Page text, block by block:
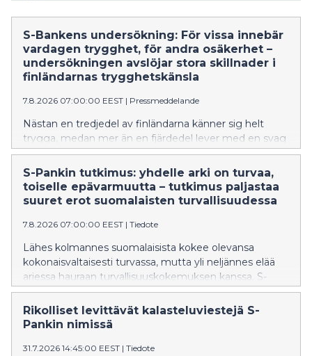
S-Bankens undersökning: För vissa innebär
vardagen trygghet, för andra osäkerhet –
undersökningen avslöjar stora skillnader i
finländarnas trygghetskänsla
7.8.2026 07:00:00 EEST | Pressmeddelande
Nästan en tredjedel av finländarna känner sig helt
trygga, medan mer än en fjärdedel lever med en svag
trygghetskänsla i vardagen. S-Bankens enkät
Vardagens trygghetsbarometer visar att finländarnas
vardag bygger på väldigt olika utgångspunkter vad
gäller trygghet.
S-Pankin tutkimus: yhdelle arki on turvaa,
toiselle epävarmuutta – tutkimus paljastaa
suuret erot suomalaisten turvallisuudessa
7.8.2026 07:00:00 EEST | Tiedote
Lähes kolmannes suomalaisista kokee olevansa
kokonaisvaltaisesti turvassa, mutta yli neljännes elää
arjessa hauraan turvallisuuskokemuksen kanssa. S-
Pankin Arjen turvabarometri -kysely osoittaa, että
suomalaisten arki rakentuu turvallisuuden
näkökulmasta hyvin erilaisista lähtökohdista.
Rikolliset levittävät kalasteluviestejä S-
Pankin nimissä
31.7.2026 14:45:00 EEST | Tiedote